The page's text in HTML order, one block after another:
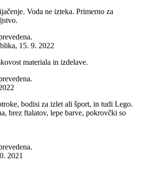
Voda ne izteka. Primerno za
, 15. 9. 2022
materiala in izdelave.
bodisi za izlet ali šport, in tudi Lego.
brez ftalatov, lepe barve, pokrovčki so
2021